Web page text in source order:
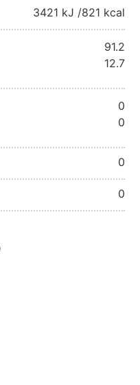
3421 kJ /821 kcal
91.2
12.7
0
0
0
0